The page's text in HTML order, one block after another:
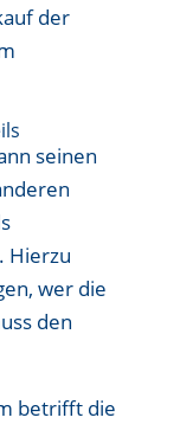
der
seinen
Hierzu
wer die
den
betrifft die